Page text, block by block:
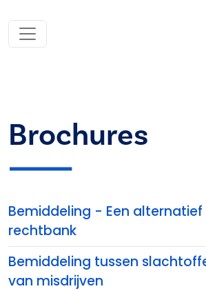
Brochures
Bemiddeling - Een
rechtbank
Bemiddeling tussen
van misdrijven